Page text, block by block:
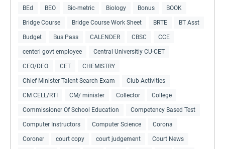
BEd BEO Bio-metric Biology Bonus BOOK
Bridge Course Bridge Course Work Sheet BRTE BT Asst
Budget Bus Pass CALENDER CBSC CCE
centerl govt employee Central Universitiy CU-CET
CEO/DEO CET CHEMISTRY
Chief Minister Talent Search Exam Club Activities
CM CELL/RTI CM/ minister Collector College
Commissioner Of School Education Competency Based Test
Computer Instructors Computer Science Corona
Coroner court copy court judgement Court News